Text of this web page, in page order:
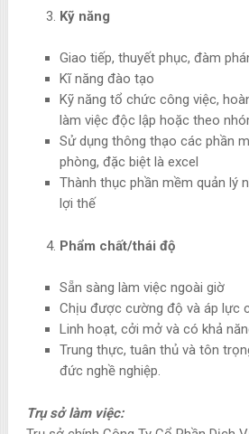
Kỹ năng
Giao tiếp, thuyết phục, đàm
Kĩ năng đào tạo
Kỹ năng tổ chức công việc,
làm việc độc lập hoặc theo
Sử dụng thông thạo các phần
phòng, đặc biệt là excel
Thành thục phần mềm quản lý
lợi thế
Phẩm chất/thái độ
Sẵn sàng làm việc ngoài giờ
Chịu được cường độ và áp lực
Linh hoạt, cởi mở và có khả
Trung thực, tuân thủ và tôn
đức nghề nghiệp.
Trụ sở làm việc: